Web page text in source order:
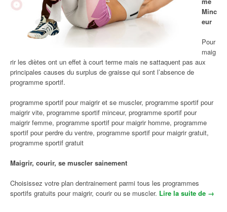
Minc
eur
Pour
maig
rir les diètes ont un effet à court terme mais ne sattaquent pas aux
principales causes du surplus de graisse qui sont l’absence de
programme sportif.
programme sportif pour maigrir et se muscler, programme sportif pour
maigrir vite, programme sportif minceur, programme sportif pour
maigrir femme, programme sportif pour maigrir homme, programme
sportif pour perdre du ventre, programme sportif pour maigrir gratuit,
programme sportif gratuit
Maigrir, courir, se muscler sainement
Choisissez votre plan dentrainement parmi tous les programmes
sportifs gratuits pour maigrir, courir ou se muscler. Lire la suite de « Pro
→